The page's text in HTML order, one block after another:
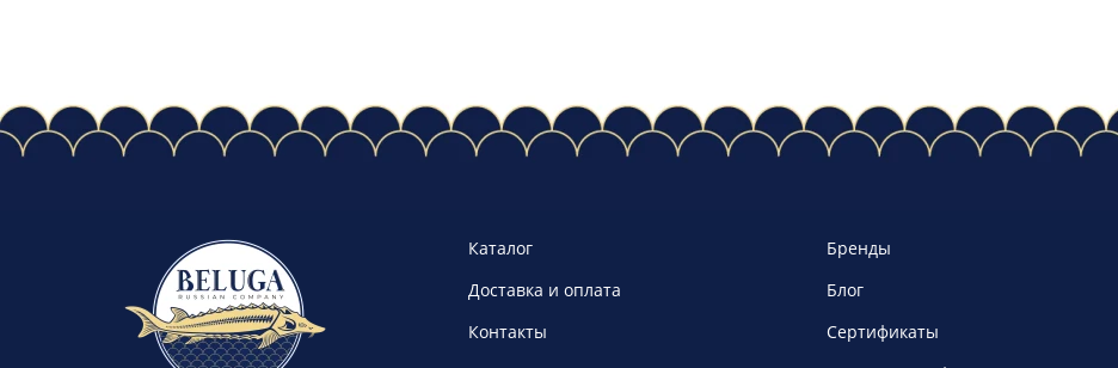
Каталог
Доставка и оплата
Контакты
Бренды
Блог
Сертификаты